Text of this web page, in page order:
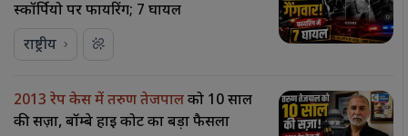
स्कॉर्पियो पर फायरिंग; 7 घायल
राष्ट्रीय
2013 रेप केस में तरुण तेजपालको 10 साल
की सज़ा, बॉम्बे हाई कोर्ट का बड़ा फैसला